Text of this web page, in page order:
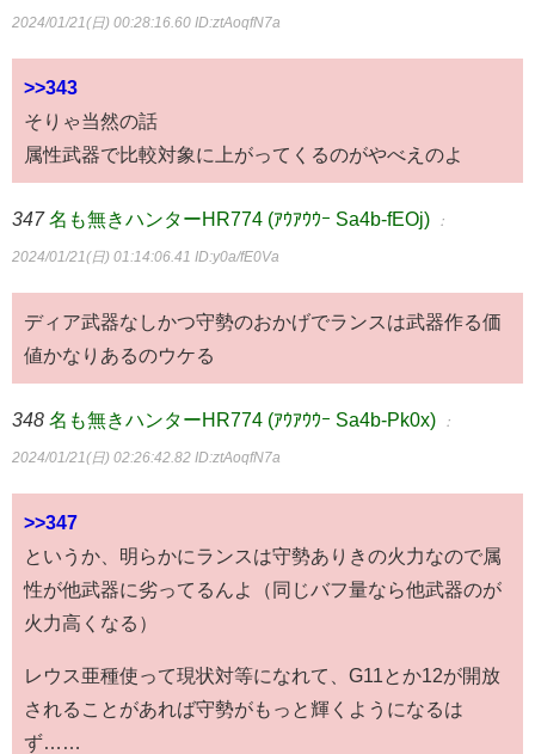
2024/01/21(日) 00:28:16.60 ID:ztAoqfN7a
>>343
そりゃ当然の話
属性武器で比較対象に上がってくるのがやべえのよ
347 名も無きハンターHR774 (ｱｳｱｳｳｰ Sa4b-fEOj) ：
2024/01/21(日) 01:14:06.41 ID:y0a/fE0Va
ディア武器なしかつ守勢のおかげでランスは武器作る価
値かなりあるのウケる
348 名も無きハンターHR774 (ｱｳｱｳｳｰ Sa4b-Pk0x) ：
2024/01/21(日) 02:26:42.82 ID:ztAoqfN7a
>>347
というか、明らかにランスは守勢ありきの火力なので属
性が他武器に劣ってるんよ（同じバフ量なら他武器のが
火力高くなる）
レウス亜種使って現状対等になれて、G11とか12が開放
されることがあれば守勢がもっと輝くようになるは
ず……